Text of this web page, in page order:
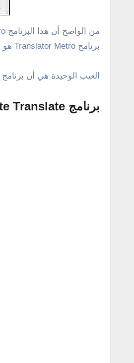
برنامج Translator Metro هو تطبيق مفيد للغاية. يدعم التطبيق الترجمة عبر أكثر من 90 لغة ويوفر أيضًا ويدعم ميزة الكشف التلقائي عن اللغة .
العيب الوحيدة هي أن برنامج Translator Metro يدعم الترجمة عبر الإنترنت فقط، وقد يكون هذا عيبًا بالنسبة لبعضنا. يمكنك تحميل البرنامج من
برنامج Mate Translate